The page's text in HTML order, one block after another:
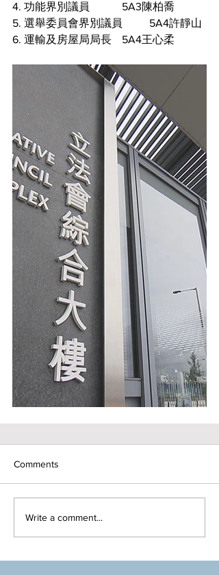
4. 功能界別議員		5A3陳柏喬
5. 選舉委員會界別議員	5A4許靜山
6. 運輸及房屋局局長	5A4王心柔
Comments
Write a comment...